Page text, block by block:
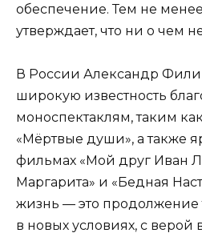
обеспечение. Тем не
утверждает, что ни о чем
В России Александр
широкую известность
моноспектаклям, таким
«Мёртвые души», а также
фильмах «Мой друг Иван
Маргарита» и «Бедная
жизнь — это продолжение
в новых условиях, с верой